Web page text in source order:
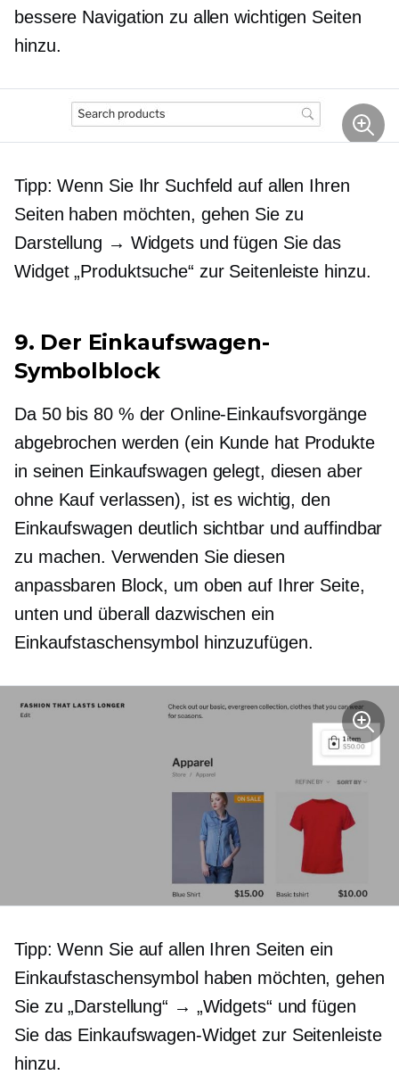
bessere Navigation zu allen wichtigen Seiten
hinzu.
Tipp: Wenn Sie Ihr Suchfeld auf allen Ihren
Seiten haben möchten, gehen Sie zu
Darstellung → Widgets und fügen Sie das
Widget „Produktsuche“ zur Seitenleiste hinzu.
9. Der Einkaufswagen-
Symbolblock
Da 50 bis 80 % der Online-Einkaufsvorgänge
abgebrochen werden (ein Kunde hat Produkte
in seinen Einkaufswagen gelegt, diesen aber
ohne Kauf verlassen), ist es wichtig, den
Einkaufswagen deutlich sichtbar und auffindbar
zu machen. Verwenden Sie diesen
anpassbaren Block, um oben auf Ihrer Seite,
unten und überall dazwischen ein
Einkaufstaschensymbol hinzuzufügen.
Tipp: Wenn Sie auf allen Ihren Seiten ein
Einkaufstaschensymbol haben möchten, gehen
Sie zu „Darstellung“ → „Widgets“ und fügen
Sie das Einkaufswagen-Widget zur Seitenleiste
hinzu.